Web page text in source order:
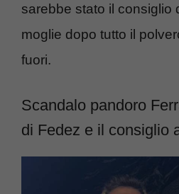
sarebbe stato il consiglio
moglie dopo tutto il
fuori.
Scandalo pandoro
di Fedez e il consiglio